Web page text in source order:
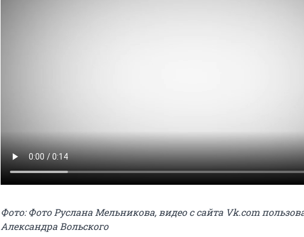
Фото: Фото Руслана Мельникова, видео с сайта Vk.com
Александра Вольского